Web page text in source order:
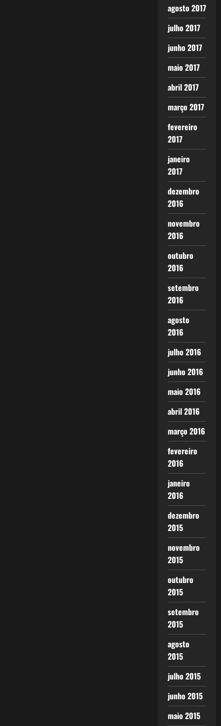
agosto 2017
julho 2017
junho 2017
maio 2017
abril 2017
março 2017
fevereiro
2017
janeiro
2017
dezembro
2016
novembro
2016
outubro
2016
setembro
2016
agosto
2016
julho 2016
junho 2016
maio 2016
abril 2016
março 2016
fevereiro
2016
janeiro
2016
dezembro
2015
novembro
2015
outubro
2015
setembro
2015
agosto
2015
julho 2015
junho 2015
maio 2015